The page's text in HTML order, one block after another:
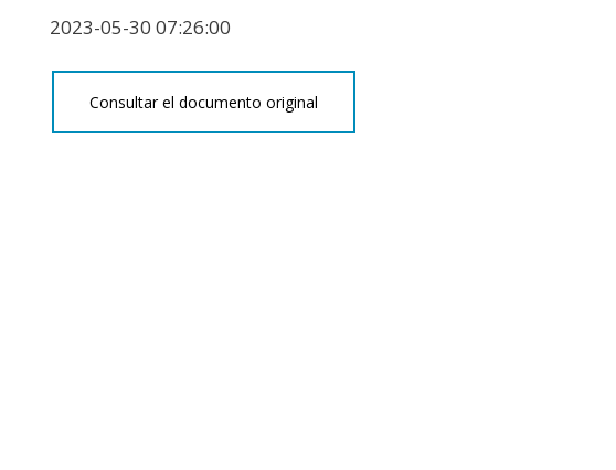
2023-05-30 07:26:00
Consultar el documento original